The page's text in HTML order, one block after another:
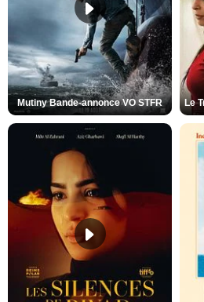
Mutiny Bande-annonce VO STFR Le